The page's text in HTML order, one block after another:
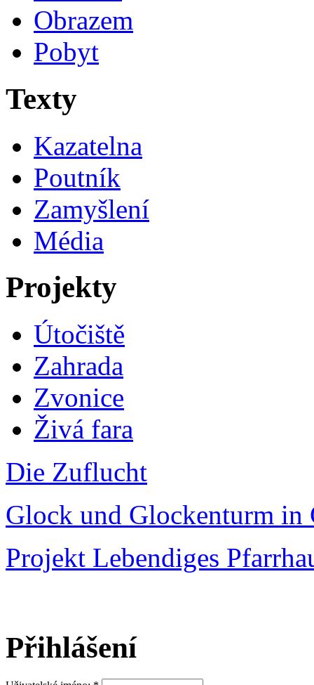
Obrazem
Pobyt
Texty
Kazatelna
Poutník
Zamyšlení
Média
Projekty
Útočiště
Zahrada
Zvonice
Živá fara
Die Zuflucht
Glock und Glockenturm in
Projekt Lebendiges
Přihlášení